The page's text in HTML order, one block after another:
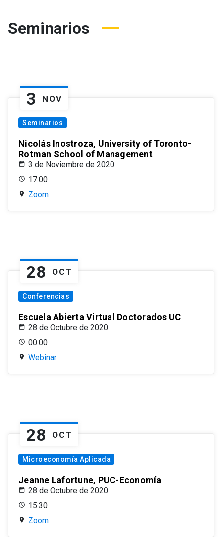
Seminarios
3 NOV
Seminarios
Nicolás Inostroza, University of Toronto-
Rotman School of Management
3 de Noviembre de 2020
17:00
Zoom
28 OCT
Conferencias
Escuela Abierta Virtual Doctorados UC
28 de Octubre de 2020
00:00
Webinar
28 OCT
Microeconomía Aplicada
Jeanne Lafortune, PUC-Economía
28 de Octubre de 2020
15:30
Zoom